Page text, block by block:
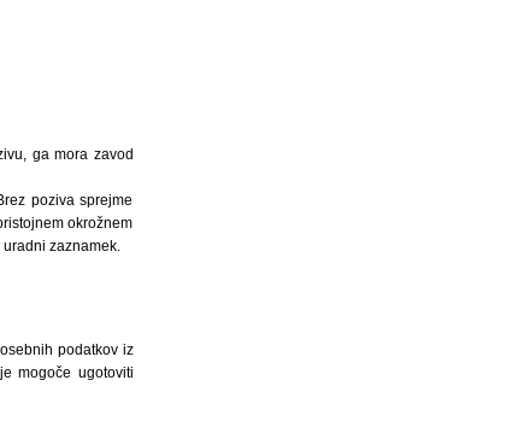
ga mora zavod
poziva sprejme
okrožnem
zaznamek.
podatkov iz
mogoče ugotoviti